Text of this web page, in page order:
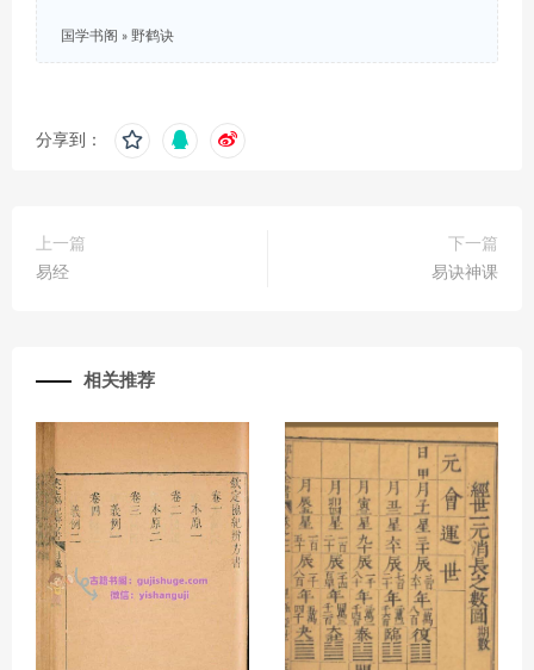
国学书阁 » 野鹤诀
分享到：
上一篇
易经
下一篇
易诀神课
相关推荐